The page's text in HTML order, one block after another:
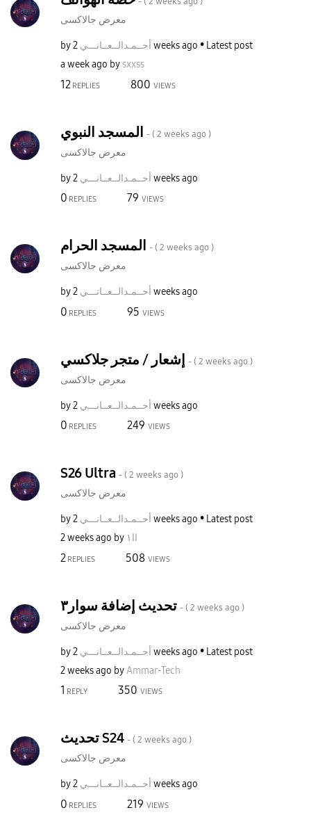
معرض جالاكسى
by أحــمـدالــعــانـــي 2 weeks ago
Latest post
a week ago bysxxss
12 REPLIES 800 VIEWS
- ( 2 weeks ago )
معرض جالاكسى
by أحــمـدالــعــانـــي 2 weeks ago
0 REPLIES 79 VIEWS
- ( 2 weeks ago )
معرض جالاكسى
by أحــمـدالــعــانـــي 2 weeks ago
0 REPLIES 95 VIEWS
- ( 2 weeks ago )
معرض جالاكسى
by أحــمـدالــعــانـــي 2 weeks ago
0 REPLIES 249 VIEWS
S26 Ultra - ( 2 weeks ago )
معرض جالاكسى
by أحــمـدالــعــانـــي 2 weeks ago
Latest post
2 weeks ago by اا١
2 REPLIES 508 VIEWS
تحديث إضافة سوار٣ - ( 2 weeks ago )
معرض جالاكسى
by أحــمـدالــعــانـــي 2 weeks ago
Latest post
2 weeks ago byAmmar-Tech
1 REPLY 350 VIEWS
تحديث S24 - ( 2 weeks ago )
معرض جالاكسى
by أحــمـدالــعــانـــي 2 weeks ago
0 REPLIES 219 VIEWS